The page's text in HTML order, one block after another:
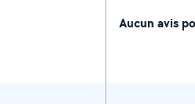
/ rénovation
création
Aucun avis